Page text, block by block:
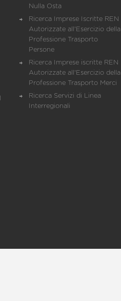
Nulla Osta
Ricerca Imprese Iscritte REN
Autorizzate all'Esercizio della
Professione Trasporto
Persone
Ricerca Imprese iscritte REN
Autorizzate all'Esercizio della
Professione Trasporto Merci
Ricerca Servizi di Linea
Interregionali